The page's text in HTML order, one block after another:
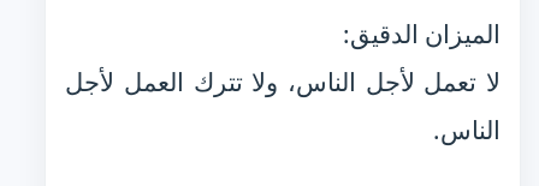
الميزان الدقيق:
لا تعمل لأجل الناس، ولا تترك العمل لأجل
الناس.